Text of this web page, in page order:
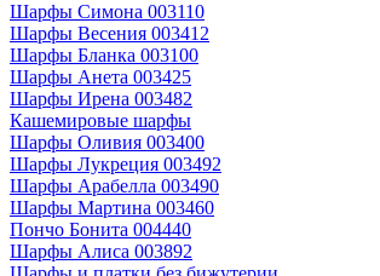
Шарфы Симона 003110
Шарфы Весения 003412
Шарфы Бланка 003100
Шарфы Анета 003425
Шарфы Ирена 003482
Кашемировые шарфы
Шарфы Оливия 003400
Шарфы Лукреция 003492
Шарфы Арабелла 003490
Шарфы Мартина 003460
Пончо Бонита 004440
Шарфы Алиса 003892